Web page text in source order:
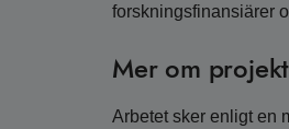
forskningsfinansiärer
Mer om
Arbetet sker enligt en